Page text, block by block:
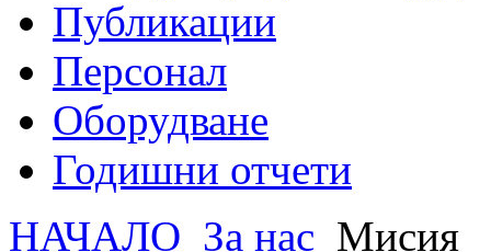
Публикации
Персонал
Оборудване
Годишни отчети
НАЧАЛО За нас Мисия